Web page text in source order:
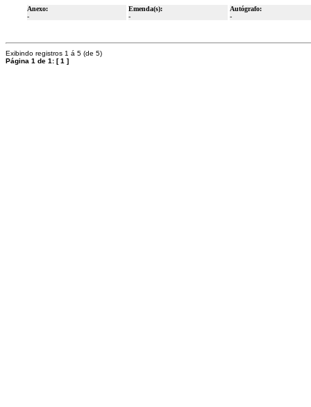
Anexo:
-
Emenda(s):
-
Autógrafo:
-
Exibindo registros 1 á 5 (de 5)
Página 1 de 1: [1 ]